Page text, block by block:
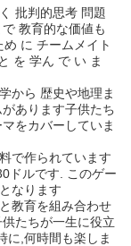
批判的思考 問題
教育的な価値も
に チームメイト
を 学ん で い ま
から 歴史や地理ま
あります子供たち
をカバーしていま
で作られています
ドルです. このゲー
なります
教育を組み合わせ
たちが一生に役立
に,何時間も楽しま